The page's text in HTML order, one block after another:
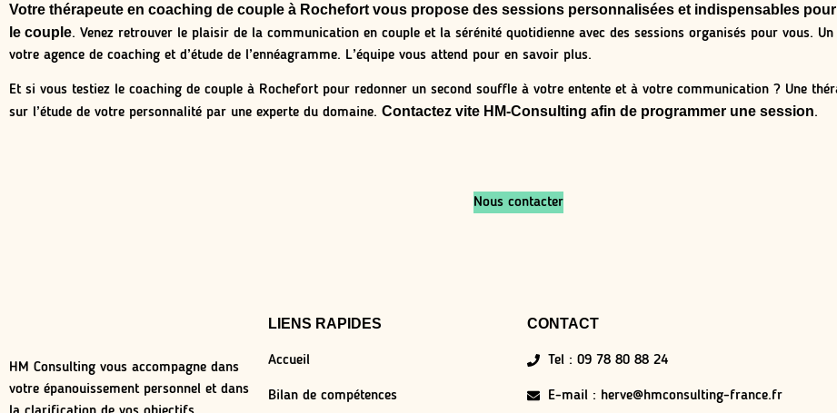
Votre thérapeute en coaching de couple à Rochefort vous propose des sessions personnalisées et indispensables
le couple. Venez retrouver le plaisir de la communication en couple et la sérénité quotidienne avec des sessions organisés pour vous.
votre agence de coaching et d’étude de l’ennéagramme. L’équipe vous attend pour en savoir plus.
Et si vous testiez le coaching de couple à Rochefort pour redonner un second souffle à votre entente et à votre communication ? Une
sur l’étude de votre personnalité par une experte du domaine. Contactez vite HM-Consulting afin de programmer une session.
Nous contacter
HM Consulting vous accompagne dans
votre épanouissement personnel et dans
LIENS RAPIDES
Accueil
Bilan de compétences
CONTACT
Tel : 09 78 80 88 24
E-mail : herve@hmconsulting-france.fr